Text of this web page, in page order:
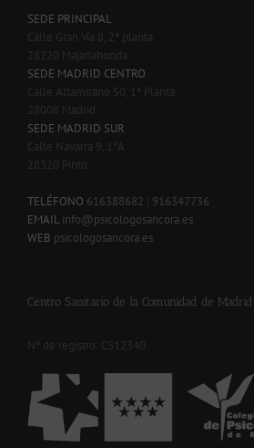
SEDE PRINCIPAL
Calle Gran Vía 8, 2ª planta
28220 Majadahonda
SEDE MADRID CENTRO
Calle Altamirano 50, 1ª Planta
28008 Madrid
SEDE MADRID SUR
Calle Navarra 9, 1ºA
28320 Pinto
TELÉFONO 616388682
916347736
EMAIL info@psicologosancora.es
WEB psicologosancora.es
Centro Sanitario de la Comunidad de Madrid
Nº de registro: CS12340